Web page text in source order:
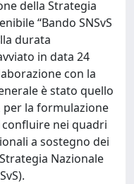
della Strategia
“Bando SNSvS
durata
in data 24
con la
è stato quello
la formulazione
nei quadri
a sostegno dei
Nazionale